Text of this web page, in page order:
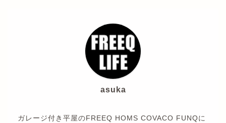
asuka
ガレージ付き平屋のFREEQ HOMS COVACO FUNQに